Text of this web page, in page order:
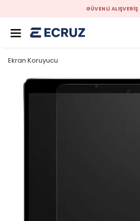
GÜVENLİ ALIŞVERİŞ
Ekran Koruyucu